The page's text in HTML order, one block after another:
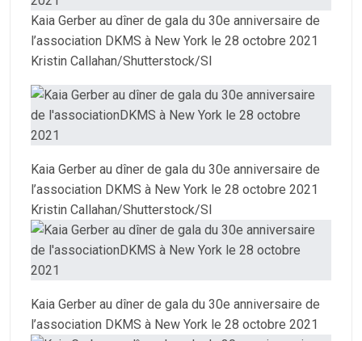
Kaia Gerber au dîner de gala du 30e anniversaire de
l’association DKMS à New York le 28 octobre 2021
Kristin Callahan/Shutterstock/SI
Kaia Gerber au dîner de gala du 30e anniversaire de
l’association DKMS à New York le 28 octobre 2021
Kristin Callahan/Shutterstock/SI
Kaia Gerber au dîner de gala du 30e anniversaire de
l’association DKMS à New York le 28 octobre 2021